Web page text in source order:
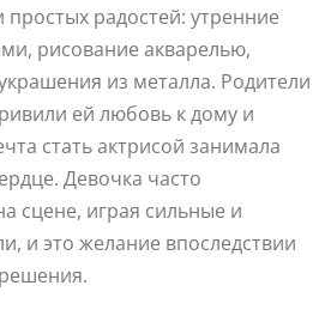
радостей: утренние
рисование акварелью,
из металла. Родители
ей любовь к дому и
стать актрисой занимала
Девочка часто
сцене, играя сильные и
и это желание впоследствии